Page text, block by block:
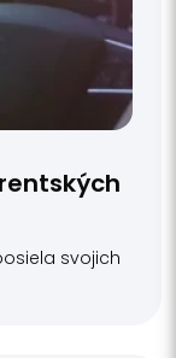
svojich